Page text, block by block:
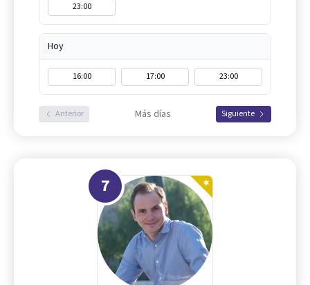
23:00
Hoy
16:00 17:00 23:00
Anterior Más días Siguiente
7